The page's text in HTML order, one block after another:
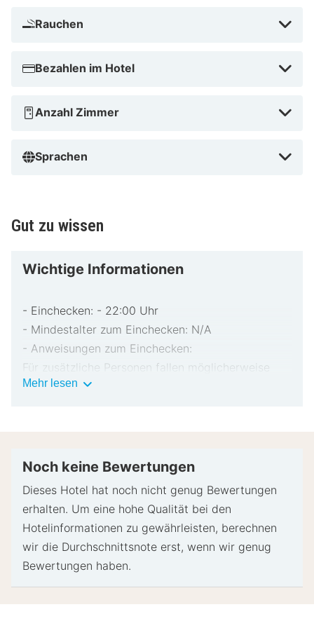
Rauchen
Bezahlen im Hotel
Anzahl Zimmer
Sprachen
Gut zu wissen
Wichtige Informationen
- Einchecken: - 22:00 Uhr
- Mindestalter zum Einchecken: N/A
- Anweisungen zum Einchecken:
Für zusätzliche Personen fallen möglicherweise
Gebühren an, die abhängig von den Bestimmungen
bar für unvorhergesehene Aufwendungen verlangt.
versucht, Sonderwünschen entgegenzukommen,
Eventuell fallen zusätzliche Gebühren an.
Bitte wende dich im Voraus an die Unterkunft, um
ein Babybett und ein Zustellbett zu reservieren
Mehr lesen Wichtige
Noch keine Bewertungen
Dieses Hotel hat noch nicht genug Bewertungen
erhalten. Um eine hohe Qualität bei den
Hotelinformationen zu gewährleisten, berechnen
wir die Durchschnittsnote erst, wenn wir genug
Bewertungen haben.